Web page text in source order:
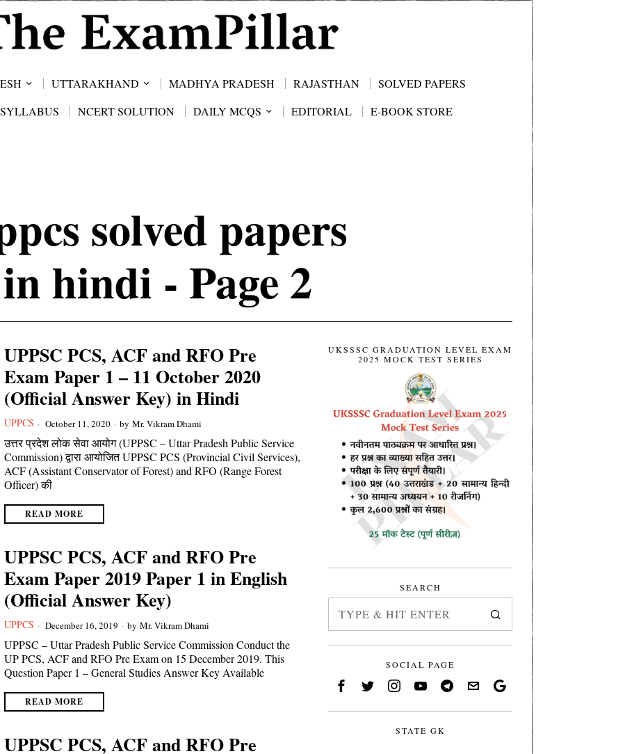
UTTARAKHAND MADHYA PRADESH RAJASTHAN
SOLVED PAPERS
SYLLABUS NCERT SOLUTION DAILY MCQS EDITORIAL
E-BOOK STORE
solved papers
in hindi - Page 2
UPPSC PCS, ACF and RFO Pre
Exam Paper 1 – 11 October 2020
(Official Answer Key) in Hindi
UPPCS October 11, 2020 by Mr. Vikram Dhami
उत्तर प्रदेश लोक सेवा आयोग (UPPSC – Uttar Pradesh Public Service
Commission) द्वारा आयोजित UPPSC PCS (Provincial Civil Services),
ACF (Assistant Conservator of Forest) and RFO (Range Forest
Officer) की
READ MORE
UPPSC PCS, ACF and RFO Pre
Exam Paper 2019 Paper 1 in English
(Official Answer Key)
UPPCS December 16, 2019 by Mr. Vikram Dhami
UPPSC – Uttar Pradesh Public Service Commission Conduct the
UP PCS, ACF and RFO Pre Exam on 15 December 2019. This
Question Paper 1 – General Studies Answer Key Available
READ MORE
UPPSC PCS, ACF and RFO Pre
UKSSSC GRADUATION LEVEL EXAM
2025 MOCK TEST SERIES
SEARCH
SOCIAL PAGE
STATE GK